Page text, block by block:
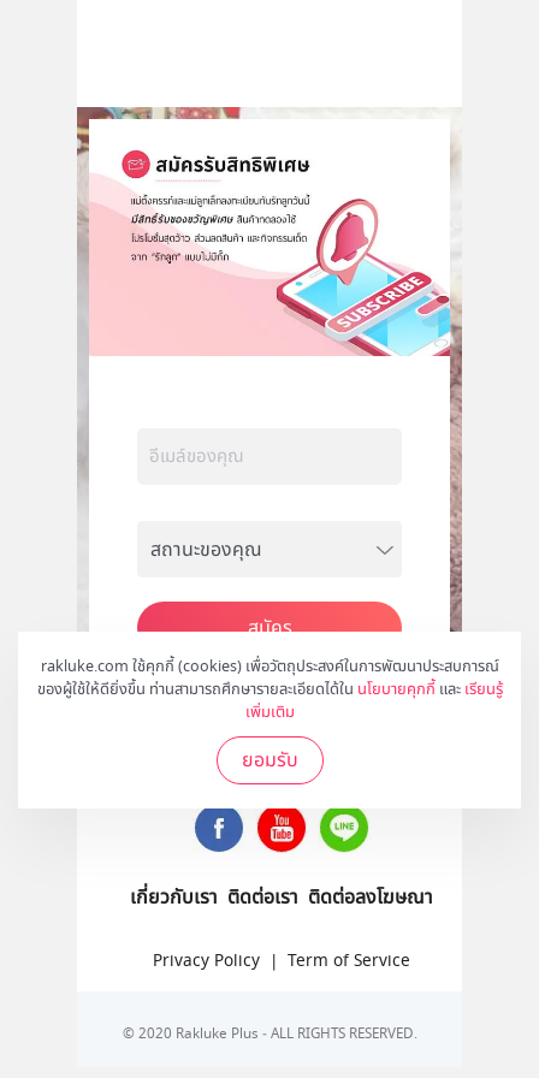
rakluke.com ใช้คุกกี้ (cookies) เพื่อวัตถุประสงค์ในการพัฒนาประสบการณ์
ของผู้ใช้ให้ดียิ่งขึ้น ท่านสามารถศึกษารายละเอียดได้ใน นโยบายคุกกี้ และ เรียนรู้
เพิ่มเติม
ยอมรับ
สมัคร
ติดตามเราได้ที่
เกี่ยวกับเรา ติดต่อเรา ติดต่อลงโฆษณา
Privacy Policy | Term of Service
© 2020 Rakluke Plus - ALL RIGHTS RESERVED.